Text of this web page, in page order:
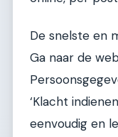
De snelste en
Ga naar de
‘Klacht
eenvoudig en